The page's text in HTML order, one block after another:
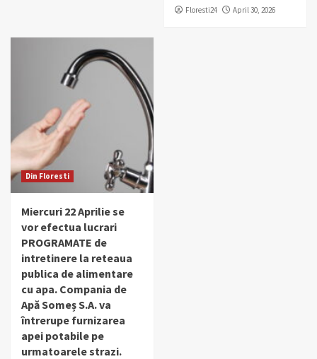
Floresti24 April 30, 2026
Din Floresti
Miercuri 22 Aprilie se
vor efectua lucrari
PROGRAMATE de
intretinere la reteaua
publica de alimentare
cu apa. Compania de
Apă Someș S.A. va
întrerupe furnizarea
apei potabile pe
urmatoarele strazi.